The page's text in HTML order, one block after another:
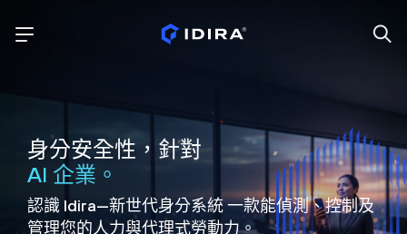
身分安全性，針對
AI 企業。
認識 Idira—新世代身分系統一款能偵測、控制及
管理您的人力與代理式勞動力。